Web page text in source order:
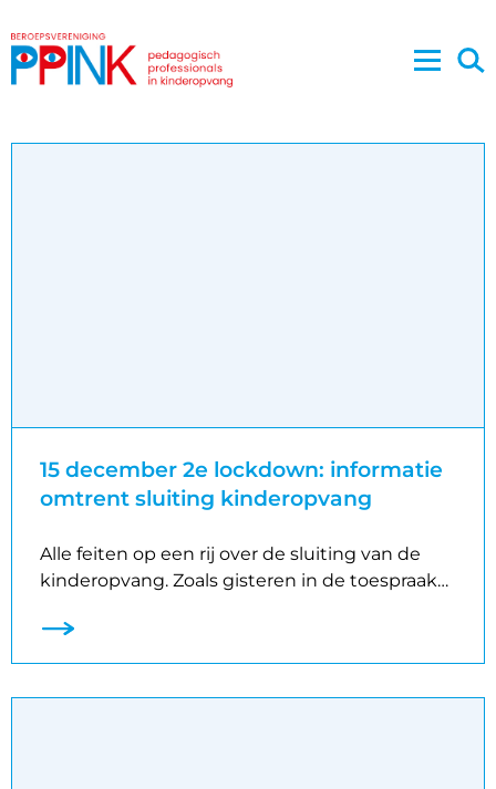
15 december 2e lockdown: informatie
omtrent sluiting kinderopvang
Alle feiten op een rij over de sluiting van de
kinderopvang. Zoals gisteren in de toespraak…